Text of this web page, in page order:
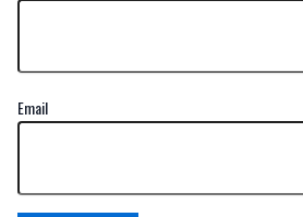
Email